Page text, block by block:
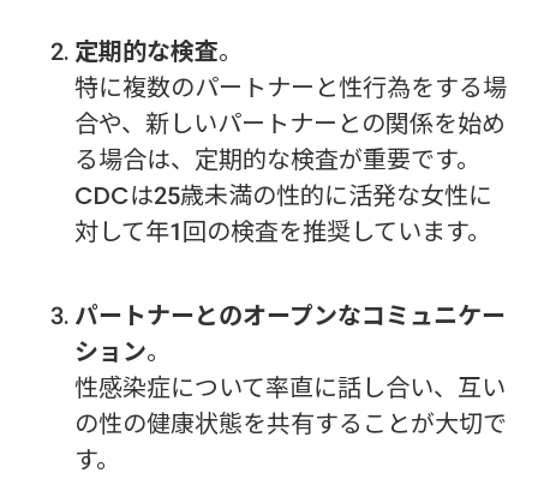
定期的な検査。
特に複数のパートナーと性行為をする場
合や、新しいパートナーとの関係を始め
る場合は、定期的な検査が重要です。
CDCは25歳未満の性的に活発な女性に
対して年1回の検査を推奨しています。
パートナーとのオープンなコミュニケー
ション。
性感染症について率直に話し合い、互い
の性の健康状態を共有することが大切で
す。